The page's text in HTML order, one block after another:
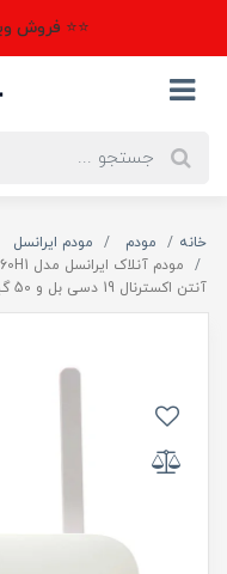
⭐⭐ فروش
خانه مودم
مودم ایرانسل
آنتن اکسترنال 19 دسی بل و 50 گیگ اینترنت یک ماهه